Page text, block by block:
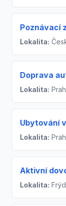
Poznávací
Lokalita:
Doprava
Lokalita:
Ubytování
Lokalita:
Aktivní
Lokalita: